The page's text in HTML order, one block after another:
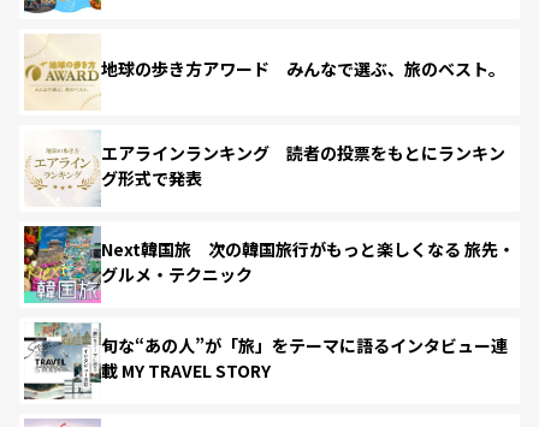
地球の歩き方アワード みんなで選ぶ、旅のベスト。
エアラインランキング 読者の投票をもとにランキン
グ形式で発表
Next韓国旅 次の韓国旅行がもっと楽しくなる 旅先・
グルメ・テクニック
旬な“あの人”が「旅」をテーマに語るインタビュー連
載 MY TRAVEL STORY